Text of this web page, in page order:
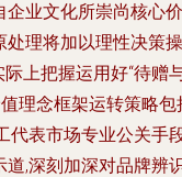
企业文化所崇尚核心价
处理将加以理性决策操
上把握运用好“待赠
理念框架运转策略包
代表市场专业公关手
,深刻加深对品牌辨